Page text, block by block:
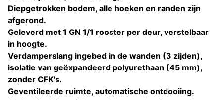
Diepgetrokken bodem, alle hoeken en randen zijn
afgerond.
Geleverd met 1 GN 1/1 rooster per deur, verstelbaar
in hoogte.
Verdamperslang ingebed in de wanden (3 zijden),
isolatie van geëxpandeerd polyurethaan (45 mm),
zonder CFK's.
Geventileerde ruimte, automatische ontdooiing.